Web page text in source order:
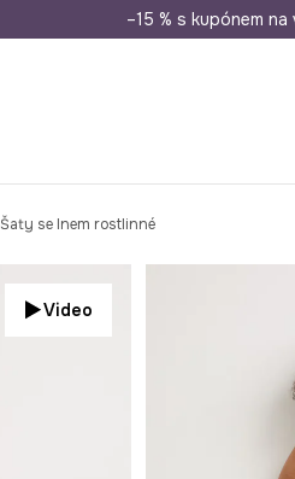
Doprava zdarma při nákupu nad
–15 % s kupónem
Šaty se lnem rostlinné
Video